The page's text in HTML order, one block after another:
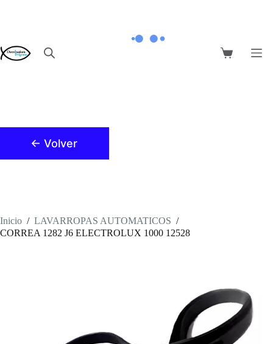
Carro
← Volver
Inicio / LAVARROPAS AUTOMATICOS /
CORREA 1282 J6 ELECTROLUX 1000 12528